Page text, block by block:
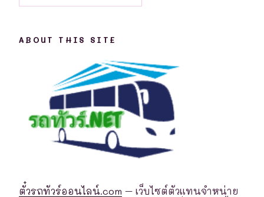
ABOUT THIS SITE
ตั๋วรถทัวร์ออนไลน์.com – เว็บไซต์ตัวแทนจำหน่าย